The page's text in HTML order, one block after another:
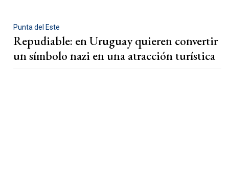
Punta del Este
Repudiable: en Uruguay quieren convertir
un símbolo nazi en una atracción turística